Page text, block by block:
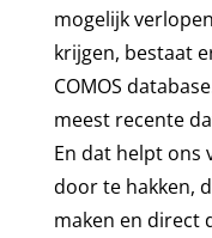
mogelijk
krijgen, bestaat
COMOS
meest recente
En dat helpt ons
door te hakken,
maken en direct